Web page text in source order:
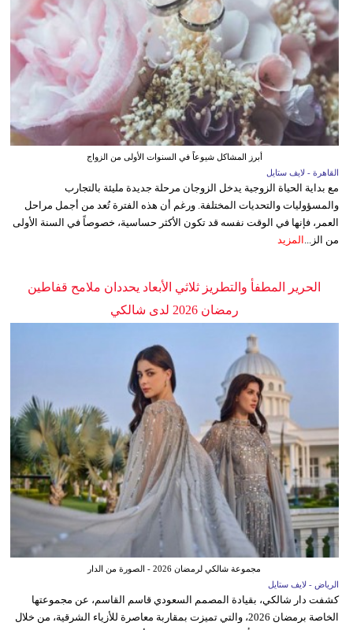
أبرز المشاكل شيوعاً في السنوات الأولى من الزواج
القاهرة - لايف ستايل
مع بداية الحياة الزوجية يدخل الزوجان مرحلة جديدة مليئة بالتجارب
والمسؤوليات والتحديات المختلفة. ورغم أن هذه الفترة تُعد من أجمل مراحل
العمر، فإنها في الوقت نفسه قد تكون الأكثر حساسية، خصوصاً في السنة الأولى
من الز...
المزيد
الحرير المطفأ والتطريز ثلاثي الأبعاد يحددان ملامح قفاطين
رمضان 2026 لدى شالكي
مجموعة شالكي لرمضان 2026 - الصورة من الدار
الرياض - لايف ستايل
كشفت دار شالكي، بقيادة المصمم السعودي قاسم القاسم، عن مجموعتها
الخاصة برمضان 2026، والتي تميزت بمقاربة معاصرة للأزياء الشرقية، من خلال